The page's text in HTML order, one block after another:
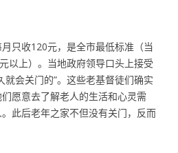
只收120元，是全市最低标准（当
以上）。当地政府领导口头上接受
就会关门的”。这些老基督徒们确实
愿意去了解老人的生活和心灵需
此后老年之家不但没有关门，反而